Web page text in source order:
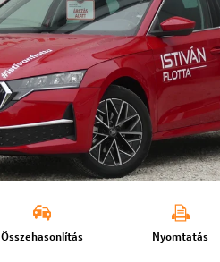
Összehasonlítás Nyomtatás